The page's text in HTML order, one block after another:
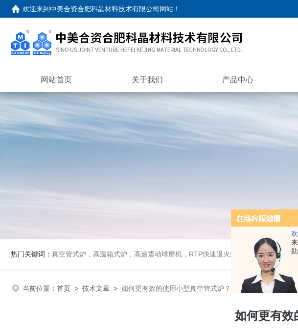
欢迎来到中美合资合肥科晶材料技术有限公司网站 ！
网站首页 关于我们 产品中心
热门关键词： 真空管式炉，高温箱式炉，高速震动球磨机，RTP快速退火炉，高温高压炉，涂覆
当前位置： 首页 > 技术文章 > 如何更有效的使用小型真空管式炉？
如何更有效